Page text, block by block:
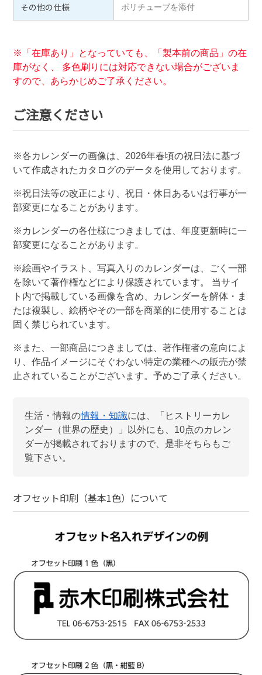
その他の仕様 ポリチューブを添付
※「在庫あり」となっていても、「製本前の商品」の在
庫がなく、 多色刷りには対応できない場合がございま
すので、あらかじめご了承ください。
ご注意ください
※各カレンダーの画像は、 2026年春頃の祝日法に基づ
いて作成されたカタログのデータを使用しております。
※祝日法等の改正により、祝日・休日あるいは行事が一
部変更になることがあります。
※カレンダーの各仕様につきましては、年度更新時に一
部変更になることがあります。
※絵画やイラスト、写真入りのカレンダーは、ごく一部
を除いて著作権などにより保護されています。 当サイ
ト内で掲載している画像を含め、カレンダーを解体・ま
たは複製し、絵柄やその一部を商業的に使用することは
固く禁じられています。
※また、一部商品につきましては、著作権者の意向によ
り、作品イメージにそぐわない特定の業種への販売が禁
止されていることがございます。予めご了承ください。
生活・情報の情報・知識には、「 ヒストリーカレ
ンダー（世界の歴史）
」以外にも、 10点のカレン
ダーが掲載されておりますので、是非そちらもご
覧下さい。
オフセット印刷（基本1色） について